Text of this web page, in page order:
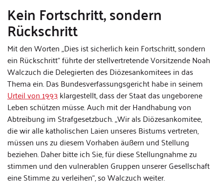
Kein Fortschritt, sondern
Rückschritt
Mit den Worten „Dies ist sicherlich kein Fortschritt, sondern
ein Rückschritt“ führte der stellvertretende Vorsitzende Noah
Walczuch die Delegierten des Diözesankomitees in das
Thema ein. Das Bundesverfassungsgericht habe in seinem
Urteil von 1993klargestellt, dass der Staat das ungeborene
Leben schützen müsse. Auch mit der Handhabung von
Abtreibung im Strafgesetzbuch. „Wir als Diözesankomitee,
die wir alle katholischen Laien unseres Bistums vertreten,
müssen uns zu diesem Vorhaben äußern und Stellung
beziehen. Daher bitte ich Sie, für diese Stellungnahme zu
stimmen und den vulnerablen Gruppen unserer Gesellschaft
eine Stimme zu verleihen“, so Walczuch weiter.